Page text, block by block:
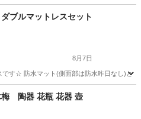
ブルマットレスセット
8月7日
す☆ 防水マット(側面部は防水昨日なし)と
ベッド セミダブル
陶器 花瓶 花器 壺